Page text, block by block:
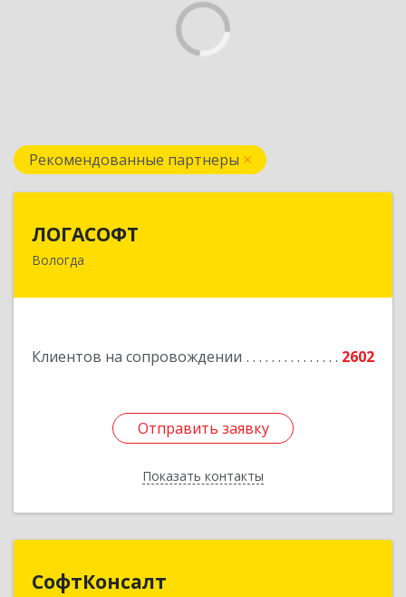
Рекомендованные партнеры
ЛОГАСОФТ
Вологда
Клиентов на сопровождении 2602
Отправить заявку
Показать контакты
160002, Вологодская обл, Вологда г, Гагарина
Отправить заявку
Назад
СофтКонсалт